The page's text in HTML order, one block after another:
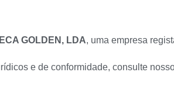
GOLDEN, LDA, uma empresa
e de conformidade, consulte